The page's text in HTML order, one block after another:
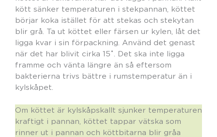
kött sänker temperaturen i stekpannan, köttet
börjar koka istället för att stekas och stekytan
blir grå. Ta ut köttet eller färsen ur kylen, låt det
ligga kvar i sin förpackning. Använd det genast
när det har blivit cirka 15˚. Det ska inte ligga
framme och vänta längre än så eftersom
bakterierna trivs bättre i rumstemperatur än i
kylskåpet.
Om köttet är kylskåpskallt sjunker temperaturen
kraftigt i pannan, köttet tappar vätska som
rinner ut i pannan och köttbitarna blir gråa